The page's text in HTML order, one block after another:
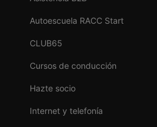
Autoescuela RACC Start
CLUB65
Cursos de conducción
Hazte socio
Internet y telefonía